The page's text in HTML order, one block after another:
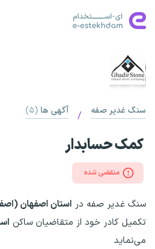
سنگ غدیر صفه / آگهی ها (۵)
کمک حسابدار
منقضی شده
سنگ غدیر صفه در استان اصفهان (اصفهان،
تکمیل کادر خود از متقاضیان ساکن
می‌نماید